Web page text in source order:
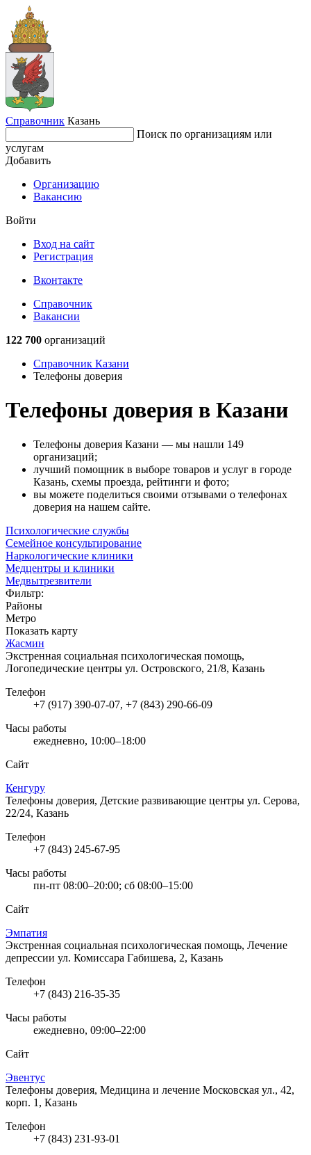
Справочник Казань
Поиск по организациям или
услугам
Добавить
Организацию
Вакансию
Войти
Вход на сайт
Регистрация
Вконтакте
Справочник
Вакансии
122 700 организаций
Справочник Казани
Телефоны доверия
Телефоны доверия в Казани
Телефоны доверия Казани — мы нашли 149
организаций;
лучший помощник в выборе товаров и услуг в городе
Казань, схемы проезда, рейтинги и фото;
вы можете поделиться своими отзывами о телефонах
доверия на нашем сайте.
Психологические службы
Семейное консультирование
Наркологические клиники
Медцентры и клиники
Медвытрезвители
Фильтр:
Районы
Метро
Показать карту
Жасмин
Экстренная социальная психологическая помощь,
Логопедические центры ул. Островского, 21/8, Казань
Телефон
+7 (917) 390-07-07, +7 (843) 290-66-09
Часы работы
ежедневно, 10:00–18:00
Сайт
Кенгуру
Телефоны доверия, Детские развивающие центры ул. Серова,
22/24, Казань
Телефон
+7 (843) 245-67-95
Часы работы
пн-пт 08:00–20:00; сб 08:00–15:00
Сайт
Эмпатия
Экстренная социальная психологическая помощь, Лечение
депрессии ул. Комиссара Габишева, 2, Казань
Телефон
+7 (843) 216-35-35
Часы работы
ежедневно, 09:00–22:00
Сайт
Эвентус
Телефоны доверия, Медицина и лечение Московская ул., 42,
корп. 1, Казань
Телефон
+7 (843) 231-93-01